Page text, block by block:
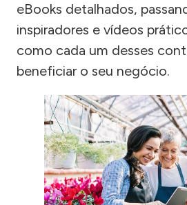
eBooks detalhados,
inspiradores e vídeos
como cada um desses
beneficiar o seu negócio.